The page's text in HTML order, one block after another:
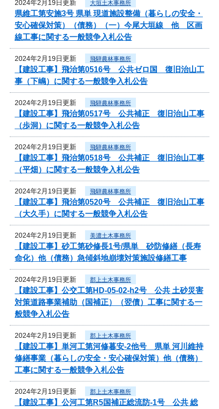
2024年2月19日更新 大垣土木事務所
県維工第安施3号 県単 現道施設整備（暮らしの安全・
安心確保対策）（債務）（一）今尾大垣線 他 区画
線工事に関する一般競争入札公告
2024年2月19日更新 飛騨農林事務所
【建設工事】飛治第0516号 公共ゼロ国 復旧治山工
事（下嶋）に関する一般競争入札公告
2024年2月19日更新 飛騨農林事務所
【建設工事】飛治第0517号 公共補正 復旧治山工事
（歩洞）に関する一般競争入札公告
2024年2月19日更新 飛騨農林事務所
【建設工事】飛治第0518号 公共補正 復旧治山工事
（平畑）に関する一般競争入札公告
2024年2月19日更新 飛騨農林事務所
【建設工事】飛治第0520号 公共補正 復旧治山工事
（大久手）に関する一般競争入札公告
2024年2月19日更新 美濃土木事務所
【建設工事】砂工第砂修長1号/県単 砂防修繕（長寿
命化）他（債務）急傾斜地崩壊対策施設修繕工事
2024年2月19日更新 郡上土木事務所
【建設工事】公交工第HD-05-02-h2号 公共 土砂災害
対策道路事業補助（国補正）（翌債）工事に関する一
般競争入札公告
2024年2月19日更新 郡上土木事務所
【建設工事】単河工第河修暮安-2他号 県単 河川維持
修繕事業（暮らしの安全・安心確保対策）他（債務）
工事に関する一般競争入札公告
2024年2月19日更新 郡上土木事務所
【建設工事】公河工第R5国補正総流防-1号 公共 総